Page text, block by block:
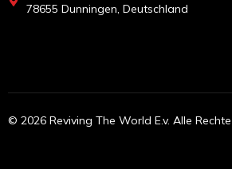
78655 Dunningen, Deutschland
© 2026 Reviving The World E.v. Alle